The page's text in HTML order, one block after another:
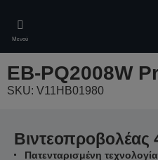
main
content
Μενού
EB-PQ2008W
SKU: V11HB01980
Βιντεοπροβολέας
Πατενταρισμένη